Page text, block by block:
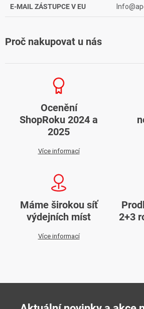
E-MAIL ZÁSTUPCE V EU
Proč nakupovat u nás
Ocenění
ShopRoku 2024 a
2025
Více informací
Máme širokou síť
výdejních míst
Více informací
2+3